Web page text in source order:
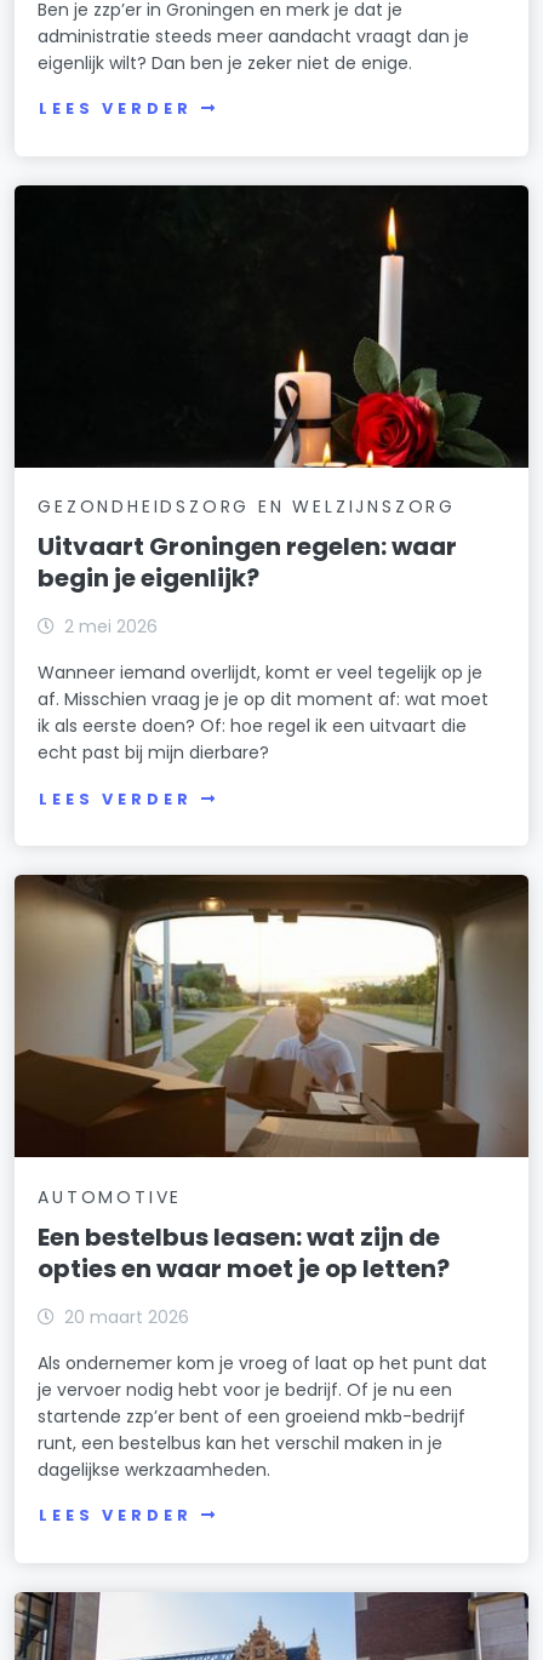
Ben je zzp’er in Groningen en merk je dat je
administratie steeds meer aandacht vraagt dan je
eigenlijk wilt? Dan ben je zeker niet de enige.
LEES VERDER
GEZONDHEIDSZORG EN WELZIJNSZORG
Uitvaart Groningen regelen: waar
begin je eigenlijk?
2 mei 2026
Wanneer iemand overlijdt, komt er veel tegelijk op je
af. Misschien vraag je je op dit moment af: wat moet
ik als eerste doen? Of: hoe regel ik een uitvaart die
echt past bij mijn dierbare?
LEES VERDER
AUTOMOTIVE
Een bestelbus leasen: wat zijn de
opties en waar moet je op letten?
20 maart 2026
Als ondernemer kom je vroeg of laat op het punt dat
je vervoer nodig hebt voor je bedrijf. Of je nu een
startende zzp’er bent of een groeiend mkb-bedrijf
runt, een bestelbus kan het verschil maken in je
dagelijkse werkzaamheden.
LEES VERDER